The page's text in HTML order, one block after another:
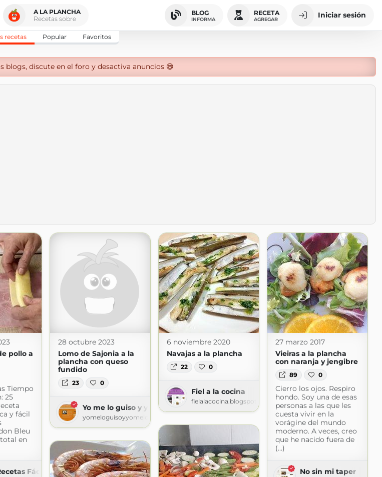
A LA PLANCHA
Recetas sobre
BLOG
INFORMA
RECETA
AGREGAR Iniciar sesión
recetas Popular Favoritos
blogs, discute en el foro y desactiva anuncios 😄
pollo a
Tiempo
25
y fácil
Bleu
en
Fáciles
28 octubre 2023
Lomo de Sajonia a la
plancha con queso
fundido
23 0
Yo me lo guiso y yo me lo como
yomeloguisoyyomelocomo2020.blogspot.com
6 noviembre 2020
Navajas a la plancha
22 0
Fiel a la cocina
fielalacocina.blogspot.com
27 marzo 2017
Vieiras a la plancha
con naranja y jengibre
89 0
Cierro los ojos. Respiro
hondo. Soy una de esas
personas a las que les
cuesta vivir en la
vorágine del mundo
moderno. A veces, creo
que he nacido fuera de
(...)
No sin mi taper